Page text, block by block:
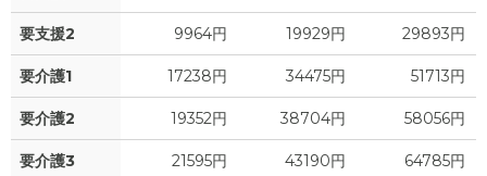
要支援2 9964円 19929円 29893円
要介護1 17238円 34475円 51713円
要介護2 19352円 38704円 58056円
要介護3 21595円 43190円 64785円